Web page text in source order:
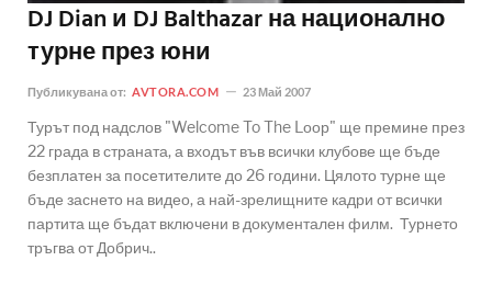
DJ Dian и DJ Balthazar на национално
турне през юни
Публикувана от: AVTORA.COM 23 Май 2007
Турът под надслов "Welcome To The Lоор" ще премине през
22 града в страната, а входът във всички клубове ще бъде
безплатен за посетителите до 26 години. Цялото турне ще
бъде заснето на видео, а най-зрелищните кадри от всички
партита ще бъдат включени в документален филм. Турнето
тръгва от Добрич..